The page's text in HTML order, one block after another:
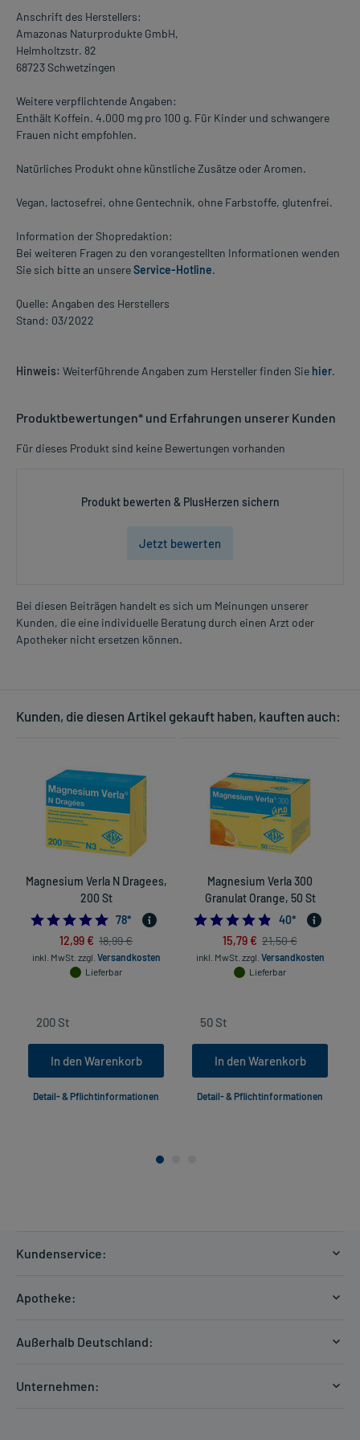
Anschrift des Herstellers:
Amazonas Naturprodukte GmbH,
Helmholtzstr. 82
68723 Schwetzingen
Weitere verpflichtende Angaben:
Enthält Koffein. 4.000 mg pro 100 g. Für Kinder und schwangere
Frauen nicht empfohlen.
Natürliches Produkt ohne künstliche Zusätze oder Aromen.
Vegan, lactosefrei, ohne Gentechnik, ohne Farbstoffe, glutenfrei.
Information der Shopredaktion:
Bei weiteren Fragen zu den vorangestellten Informationen wenden
Sie sich bitte an unsereService-Hotline.
Quelle: Angaben des Herstellers
Stand: 03/2022
Hinweis: Weiterführende Angaben zum Hersteller finden Sie hier.
Produktbewertungen* und Erfahrungen unserer Kunden
Für dieses Produkt sind keine Bewertungen vorhanden
Produkt bewerten & PlusHerzen sichern
Jetzt bewerten
Bei diesen Beiträgen handelt es sich um Meinungen unserer
Kunden, die eine individuelle Beratung durch einen Arzt oder
Apotheker nicht ersetzen können.
Kunden, die diesen Artikel gekauft haben, kauften auch:
Magnesium Verla N Dragees,
200 St
4.884615384615385
78*
12,99 € 18,99 €
inkl. MwSt. zzgl. Versandkosten
Lieferbar
In den Warenkorb
Detail- & Pflichtinformationen
Magnesium Verla 300
Granulat Orange, 50 St
4.825
40*
15,79 € 21,50 €
inkl. MwSt. zzgl. Versandkosten
Lieferbar
In den Warenkorb
Detail- & Pflichtinformationen
Kundenservice:
Zahlungsarten
Hilfe
Apotheke:
Außerhalb Deutschland:
Unternehmen: